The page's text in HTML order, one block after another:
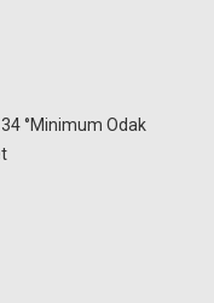
°Minimum Odak